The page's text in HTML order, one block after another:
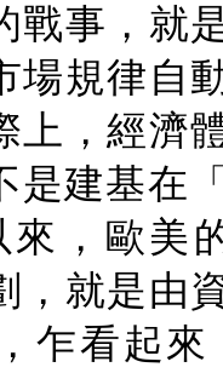
戰事，就
場規律自
上，經濟
是建基在
來，歐美
，就是由
乍看起